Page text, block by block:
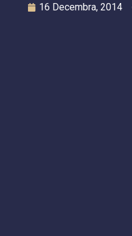
16 Decembra, 2014